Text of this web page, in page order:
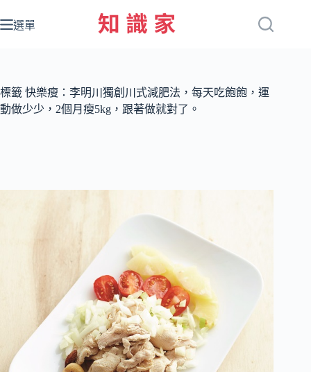
至
容
選單
標籤 快樂瘦：李明川獨創川式減肥法，每天吃飽飽，運
動做少少，2個月瘦5kg，跟著做就對了。